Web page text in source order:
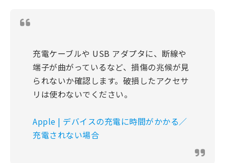
充電ケーブルや USB アダプタに、断線や
端子が曲がっているなど、損傷の兆候が見
られないか確認します。破損したアクセサ
リは使わないでください。
Apple | デバイスの充電に時間がかかる／
充電されない場合